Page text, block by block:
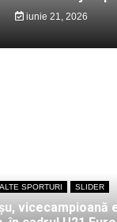
iunie 21, 2026
ALTE SPORTURI SLIDER
vicecampioană